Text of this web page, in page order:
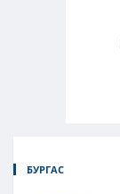
БУРГАС